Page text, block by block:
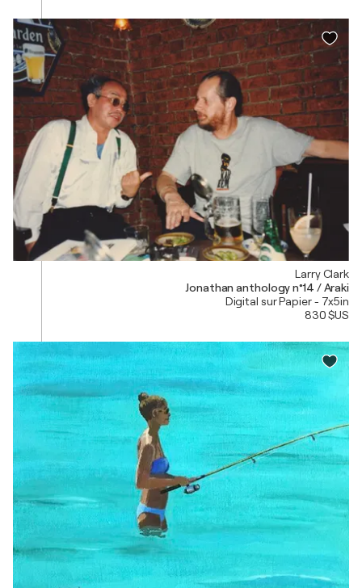
Larry Clark
Jonathan anthology n°14 / Araki
Digital sur Papier - 7x5in
830 $US